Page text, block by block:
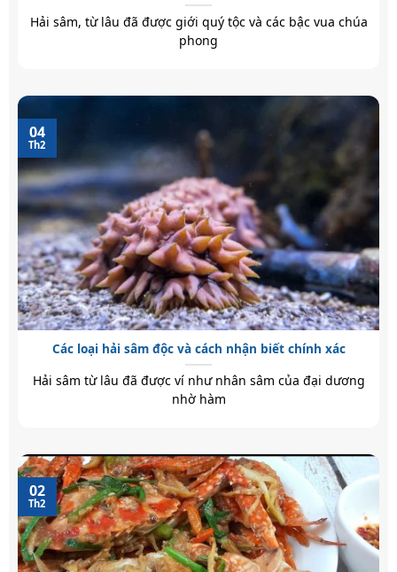
Hải sâm, từ lâu đã được giới quý tộc và các bậc vua chúa
phong
Các loại hải sâm độc và cách nhận biết chính xác
Hải sâm từ lâu đã được ví như nhân sâm của đại dương
nhờ hàm
04
Th2
02
Th2